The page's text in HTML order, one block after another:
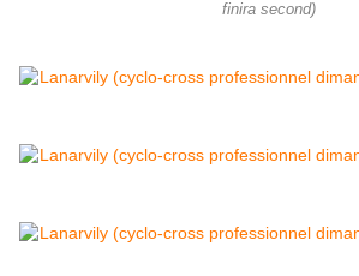
finira second)